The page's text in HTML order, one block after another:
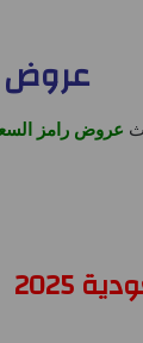
عروض رامز
عروض رامز
2025